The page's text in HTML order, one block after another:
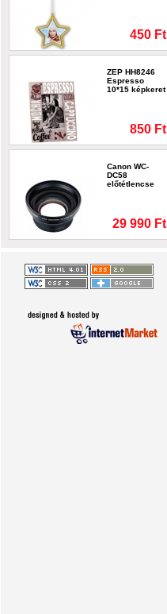
450 Ft
ZEP HH8246
Espresso
10*15 képkeret
850 Ft
Canon WC-
DC58
előtétlencse
29 990 Ft